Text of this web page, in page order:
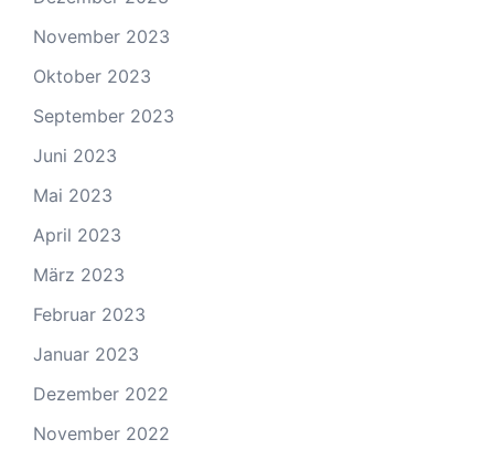
November 2023
Oktober 2023
September 2023
Juni 2023
Mai 2023
April 2023
März 2023
Februar 2023
Januar 2023
Dezember 2022
November 2022